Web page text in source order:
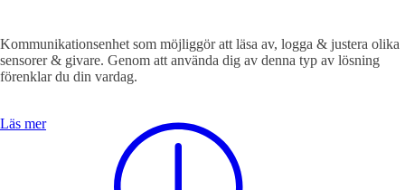
Kommunikationsenhet som möjliggör att läsa av, logga & justera olika
sensorer & givare. Genom att använda dig av denna typ av lösning
förenklar du din vardag.
Läs mer